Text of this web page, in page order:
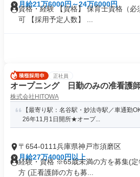
月給21万6000円～24万6000円
資格・経験 【資格】 保育士資格（必
可 【採用予定人数】 ...
正社員
オープニング 日勤のみの准看護
株式会社HITOWA
【最寄り駅：名谷駅・妙法寺駅／車通勤
26年11月1日開所★オープ...
〒654-0111兵庫県神戸市須磨区
月給27万4000円以上
経験・資格 ※65歳未満の方を募集(
方 (正看護師の方も募...